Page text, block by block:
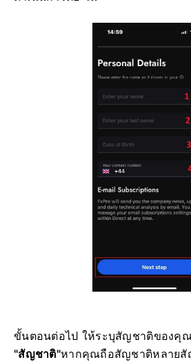
ขั้นตอนต่อไป ให้ระบุสัญชาติของคุ
"สัญชาติ"หากคุณถือสัญชาติหลายสั